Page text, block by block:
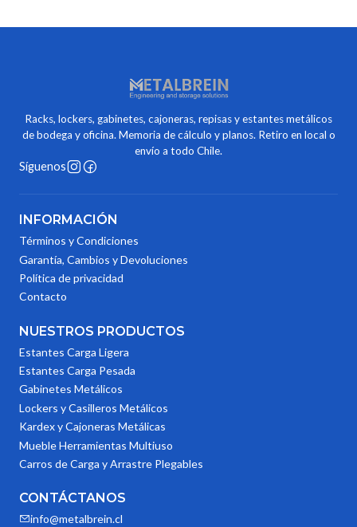
Racks, lockers, gabinetes, cajoneras, repisas y estantes metálicos
de bodega y oficina. Memoria de cálculo y planos. Retiro en local o
envío a todo Chile.
Síguenos
INFORMACIÓN
Términos y Condiciones
Garantía, Cambios y Devoluciones
Política de privacidad
Contacto
NUESTROS PRODUCTOS
Estantes Carga Ligera
Estantes Carga Pesada
Gabinetes Metálicos
Lockers y Casilleros Metálicos
Kardex y Cajoneras Metálicas
Mueble Herramientas Multiuso
Carros de Carga y Arrastre Plegables
CONTÁCTANOS
info@metalbrein.cl